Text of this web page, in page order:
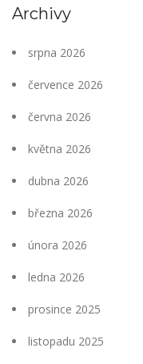
Archivy
srpna 2026
července 2026
června 2026
května 2026
dubna 2026
března 2026
února 2026
ledna 2026
prosince 2025
listopadu 2025